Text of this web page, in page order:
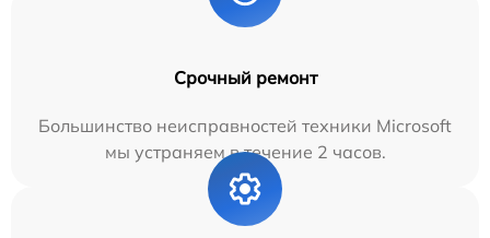
Срочный ремонт
Большинство неисправностей техники Microsoft
мы устраняем в течение 2 часов.